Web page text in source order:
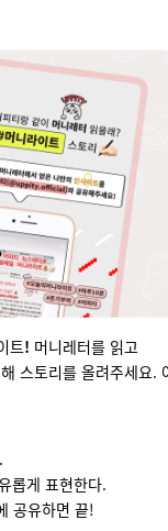
트! 머니레터를 읽고
스토리를 올려주세요.
롭게 표현한다.
공유하면 끝!